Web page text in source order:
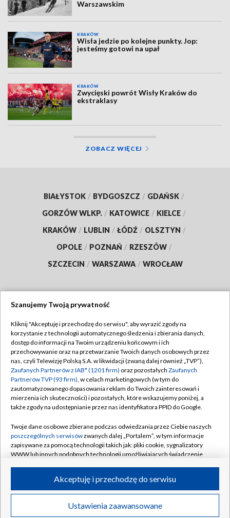
Warszawskim
KRAKÓW
Wisła jedzie po kolejne punkty. Jop:
jesteśmy gotowi na upał
KRAKÓW
Zwycięski powrót Wisły Kraków do
ekstraklasy
ZOBACZ WIĘCEJ
BIAŁYSTOK / BYDGOSZCZ / GDAŃSK /
GORZÓW WLKP. / KATOWICE / KIELCE /
KRAKÓW / LUBLIN / ŁÓDŹ / OLSZTYN /
OPOLE / POZNAŃ / RZESZÓW /
SZCZECIN / WARSZAWA / WROCŁAW
TVP
Abonament TVP
Emisja w TVP
Centrum informacji TVP
Naziemna Telewizja Cyfrowa
Rada Programowa
System NOS
Informacje o nadawcy
Program dla prasy
Regulamin TVP
Polityka prywatności
Moje zgody
Pomoc
Kontakt
Kanały
©2026 Telewizja Polska S.A. w likwidacji
Szanujemy Twoją prywatność
Kliknij "Akceptuję i przechodzę do serwisu", aby wyrazić zgody na
korzystanie z technologii automatycznego śledzenia i zbierania danych,
dostęp do informacji na Twoim urządzeniu końcowym i ich
przechowywanie oraz na przetwarzanie Twoich danych osobowych przez
nas, czyli Telewizję Polską S.A. w likwidacji (zwaną dalej również „TVP”),
Zaufanych Partnerów z IAB* (1201 firm) oraz pozostałych Zaufanych
Partnerów TVP (93 firm), w celach marketingowych (w tym do
zautomatyzowanego dopasowania reklam do Twoich zainteresowań i
mierzenia ich skuteczności) i pozostałych, które wskazujemy poniżej, a
także zgody na udostępnianie przez nas identyfikatora PPID do Google.
Twoje dane osobowe zbierane podczas odwiedzania przez Ciebie naszych
poszczególnych serwisówzwanych dalej „Portalem”, w tym informacje
zapisywane za pomocą technologii takich jak: pliki cookie, sygnalizatory
WWW lub innych podobnych technologii umożliwiających świadczenie
ruchu w Internecie.
Twoje dane osobowe zbierane podczas odwiedzania przez Ciebie
poszczególnych serwisówna Portalu, takie jak adresy IP, identyfikatory
Ustawienia zaawansowane
Akceptuję i przechodzę do serwisu